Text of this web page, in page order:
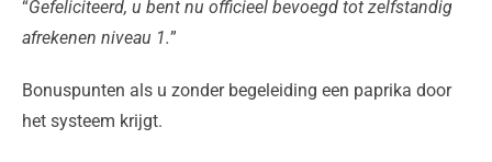
“Gefeliciteerd, u bent nu officieel bevoegd tot zelfstandig
afrekenen niveau 1.”
Bonuspunten als u zonder begeleiding een paprika door
het systeem krijgt.